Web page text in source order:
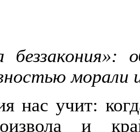
морали
нас учит:
и